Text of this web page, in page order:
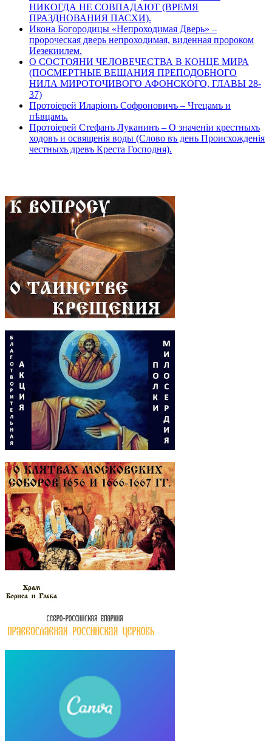
НИКОГДА НЕ СОВПАДАЮТ (ВРЕМЯ
ПРАЗДНОВАНИЯ ПАСХИ).
Икона Богородицы «Непроходимая Дверь» –
пророческая дверь непроходимая, виденная пророком
Иезекиилем.
О СОСТОЯНИ ЧЕЛОВЕЧЕСТВА В КОНЦЕ МИРА
(ПОСМЕРТНЫЕ ВЕЩАНИЯ ПРЕПОДОБНОГО
НИЛА МИРОТОЧИВОГО АФОНСКОГО, ГЛАВЫ 28-
37)
Протоіерей Иларіонъ Софроновичъ – Чтецамъ и
пѣвцамъ.
Протоіерей Стефанъ Луканинъ – О значеніи крестныхъ
ходовъ и освященія воды (Слово въ день Происхожденія
честныхъ древъ Креста Господня).